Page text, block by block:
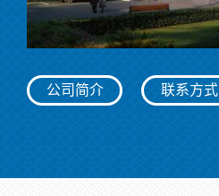
公司简介 联系方式